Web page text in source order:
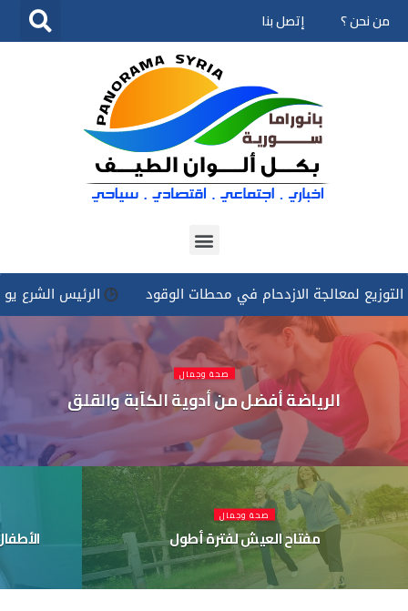
تخطى
من نحن ؟ إتصل بنا
الازدحام في محطات الوقود الرئيس الشرع يوجه
صحة وجمال
الرياضة أفضل من أدوية الكآبة والقلق
صحة وجمال
مفتاح العيش لفترة أطول